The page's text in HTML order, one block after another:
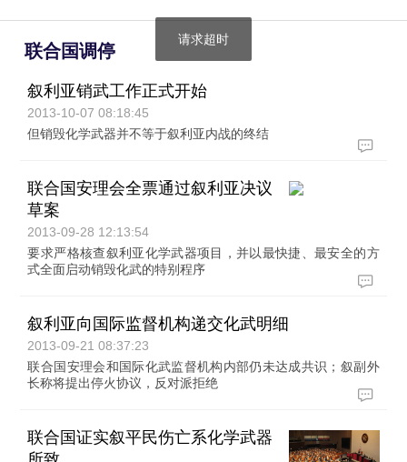
联合国调停
叙利亚销武工作正式开始
2013-10-07 08:18:45
但销毁化学武器并不等于叙利亚内战的终结
联合国安理会全票通过叙利亚决议
草案
2013-09-28 12:13:54
要求严格核查叙利亚化学武器项目，并以最快捷、最安全的方
式全面启动销毁化武的特别程序
叙利亚向国际监督机构递交化武明细
2013-09-21 08:37:23
联合国安理会和国际化武监督机构内部仍未达成共识；叙副外
长称将提出停火协议，反对派拒绝
联合国证实叙平民伤亡系化学武器
请求超时